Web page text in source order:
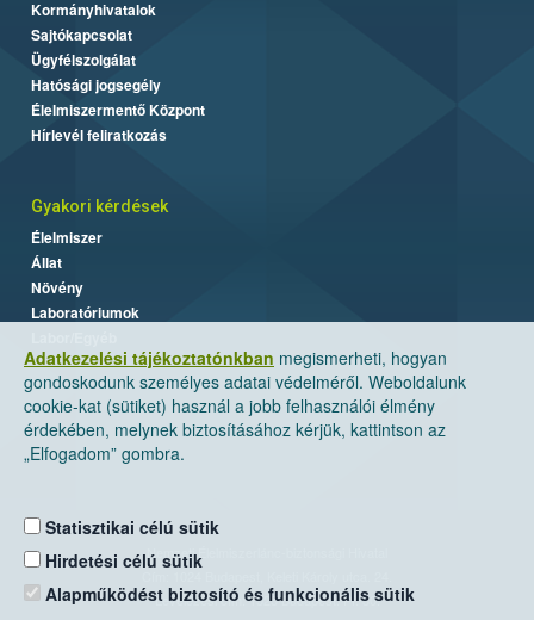
Adatkezelési tájékoztatónkban megismerheti, hogyan
gondoskodunk személyes adatai védelméről. Weboldalunk
cookie-kat (sütiket) használ a jobb felhasználói élmény
érdekében, melynek biztosításához kérjük, kattintson az
„Elfogadom” gombra.
Statisztikai célú sütik
Hirdetési célú sütik
Alapműködést biztosító és funkcionális sütik
Kormányhivatalok
Sajtókapcsolat
Ügyfélszolgálat
Hatósági jogsegély
Élelmiszermentő Központ
Hírlevél feliratkozás
Gyakori kérdések
Élelmiszer
Állat
Növény
Laboratóriumok
Nemzeti Élelmiszerlánc-biztonsági Hivatal
Levelezési cím: 1525 Budapest. Pf. 30.